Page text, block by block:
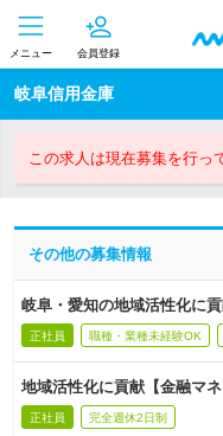
メニュー 会員登録
岐阜信用金庫
この求人は現在募集を行っ
その他の募集情報
岐阜・愛知の地域活性化に
正社員 職種・業種未経験OK
地域活性化に貢献【金融マ
正社員 完全週休2日制